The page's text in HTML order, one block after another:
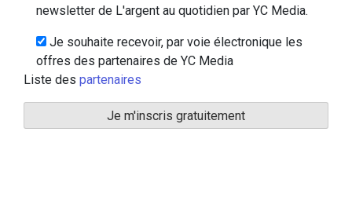
newsletter de L'argent au quotidien par YC Media.
Je souhaite recevoir, par voie électronique les
offres des partenaires de YC Media
Liste des partenaires